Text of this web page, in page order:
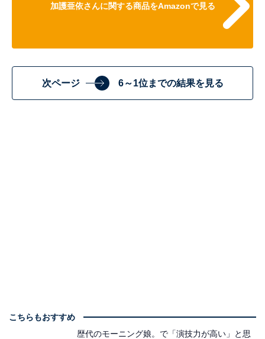
加護亜依さんに関する商品をAmazonで見る
次ページ 6～1位までの結果を見る
こちらもおすすめ
歴代のモーニング娘。で「演技力が高い」と思